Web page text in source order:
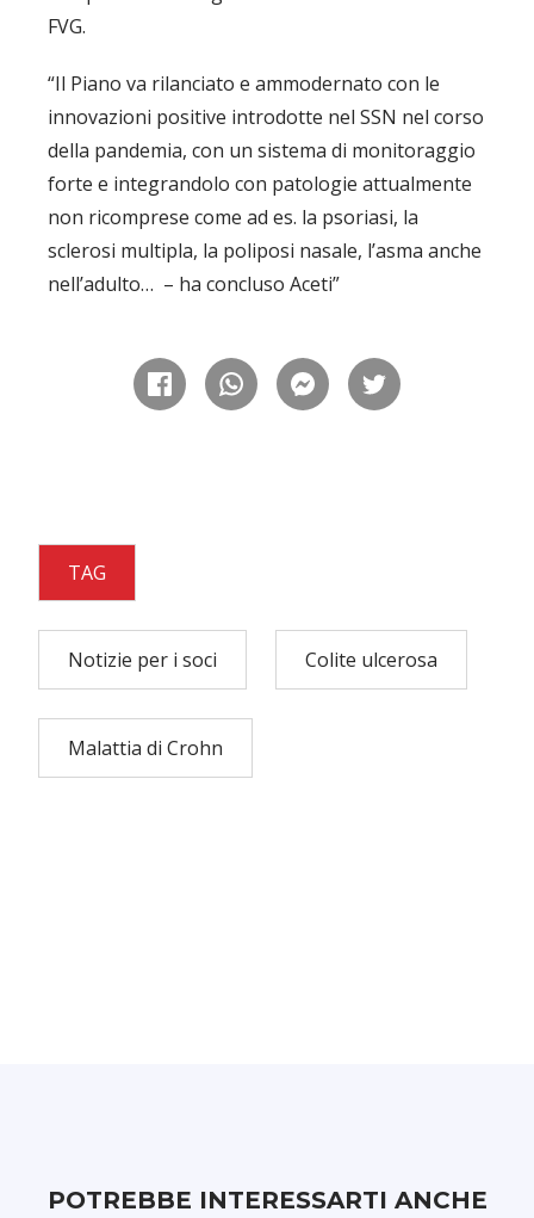
FVG.
“Il Piano va rilanciato e ammodernato con le
innovazioni positive introdotte nel SSN nel corso
della pandemia, con un sistema di monitoraggio
forte e integrandolo con patologie attualmente
non ricomprese come ad es. la psoriasi, la
sclerosi multipla, la poliposi nasale, l’asma anche
nell’adulto… – ha concluso Aceti”
TAG
Notizie per i soci Colite ulcerosa
Malattia di Crohn
POTREBBE INTERESSARTI ANCHE